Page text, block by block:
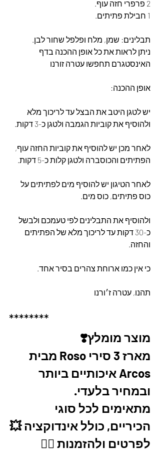
2 פרפרי חזה עוף.
1 חבילת פתיתים.
תבלינים: שמן, מלח ופלפל שחור לבן.
ניתן לראות את כל אופן ההכנה בדף
האינסטגרם תחפשו עטרה זורנו
אופן ההכנה:
יש לטגן היטב את הבצל עד לריכוך מלא
ולהוסיף את קוביות הגמבה ולטגן כ-3 דקות.
לאחר מכן יש להוסיף את קוביות החזה עוף,
הפתיתים והכוסברה ולטגן קלות כ-5 דקות.
לאחר הטיגון יש להוסיף מים לפתיתים על
כוס פתיתים, כוס מים.
ולהוסיף את התבלינים לפי טעמכם ולבשל
כ-30 דקות עד לריכוך מלא של הפתיתים
והחזה.
כי אין כמו ארוחת צהרים בסיר אחד.
תהנו, עטרה ז׳ורנו
********
מוצר מומלץ❣️
מארז 3 סירי Roso מבית
Arcos איכותיים ביותר
ובמחיר בלעדי.
מתאימים לכל סוגי
הכיריים, כולל אינדוקציה 💥
לפרטים ולהזמנות 👇🏼